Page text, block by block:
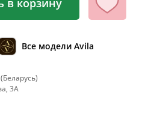
108-112
136
112-116
140
116-120
144
124-128
Все модели Avila
3А